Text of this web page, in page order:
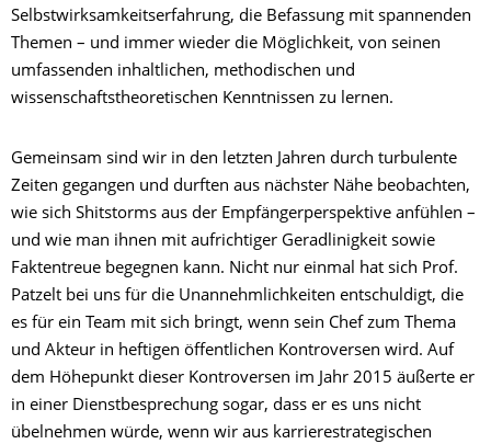
Selbstwirksamkeitserfahrung, die Befassung mit spannenden
Themen – und immer wieder die Möglichkeit, von seinen
umfassenden inhaltlichen, methodischen und
wissenschaftstheoretischen Kenntnissen zu lernen.
Gemeinsam sind wir in den letzten Jahren durch turbulente
Zeiten gegangen und durften aus nächster Nähe beobachten,
wie sich Shitstorms aus der Empfängerperspektive anfühlen –
und wie man ihnen mit aufrichtiger Geradlinigkeit sowie
Faktentreue begegnen kann. Nicht nur einmal hat sich Prof.
Patzelt bei uns für die Unannehmlichkeiten entschuldigt, die
es für ein Team mit sich bringt, wenn sein Chef zum Thema
und Akteur in heftigen öffentlichen Kontroversen wird. Auf
dem Höhepunkt dieser Kontroversen im Jahr 2015 äußerte er
in einer Dienstbesprechung sogar, dass er es uns nicht
übelnehmen würde, wenn wir aus karrierestrategischen